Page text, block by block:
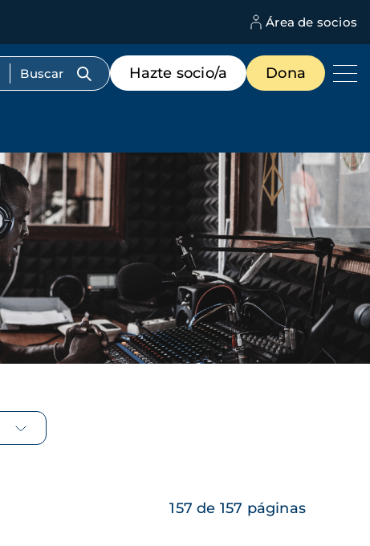
Área de socios
Menú
de
destacados
Hazte socio/a Dona
157 de 157 páginas